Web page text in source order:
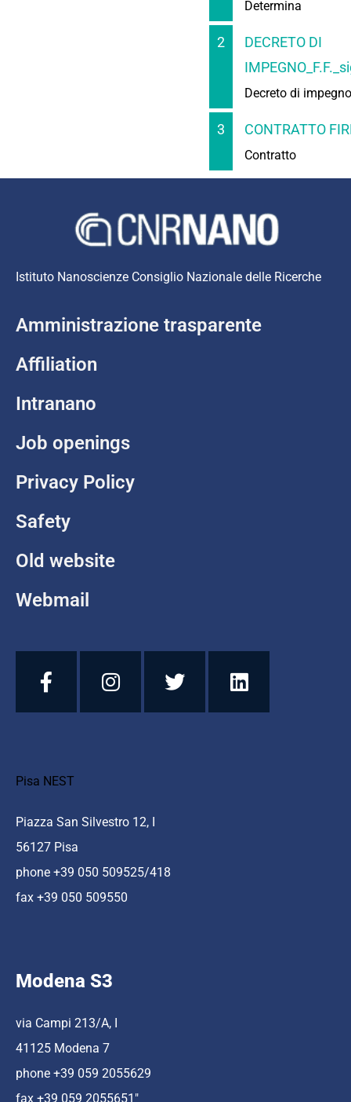
Determina
2
DECRETO DI
Decreto di impegno
3 CONTRATTO
Contratto
Istituto Nanoscienze Consiglio Nazionale delle Ricerche
Amministrazione trasparente
Affiliation
Intranano
Job openings
Privacy Policy
Safety
Old website
Webmail
Pisa NEST
Piazza San Silvestro 12, I
56127 Pisa
phone +39 050 509525/418
fax +39 050 509550
Modena S3
via Campi 213/A, I
41125 Modena 7
phone +39 059 2055629
fax +39 059 2055651″